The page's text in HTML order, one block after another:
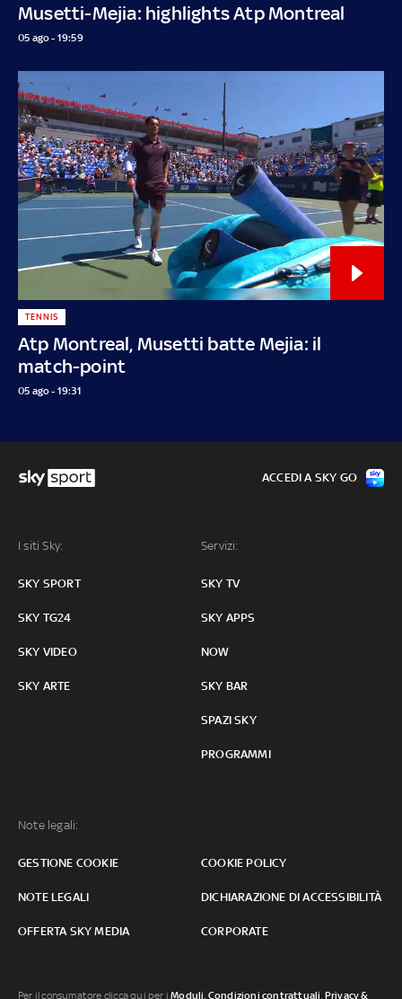
Musetti-Mejia: highlights Atp Montreal
05 ago - 19:59
Atp Montreal, Musetti batte Mejia: il
match-point
TENNIS
05 ago - 19:31
I siti Sky:
SKY SPORT
SKY TG24
SKY VIDEO
SKY ARTE
Servizi:
SKY TV
SKY APPS
NOW
SKY BAR
SPAZI SKY
PROGRAMMI
Note legali:
GESTIONE COOKIE COOKIE POLICY
NOTE LEGALI DICHIARAZIONE DI ACCESSIBILITÀ
OFFERTA SKY MEDIA CORPORATE
ACCEDI A SKY GO
Per il consumatore clicca qui per iModuli, Condizioni contrattuali Privacy &